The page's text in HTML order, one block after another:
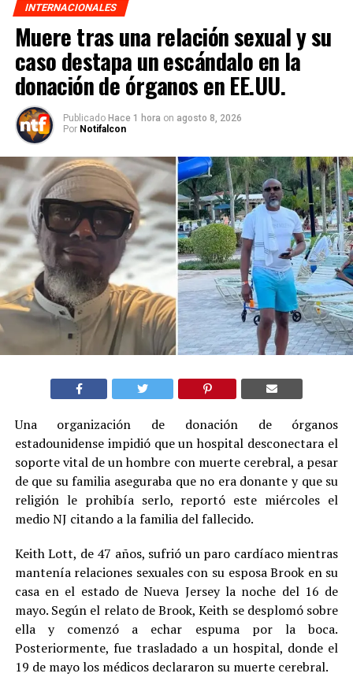
INTERNACIONALES
Muere tras una relación sexual y su
caso destapa un escándalo en la
donación de órganos en EE.UU.
Publicado Hace 1 hora on agosto 8, 2026
Por Notifalcon
Una organización de donación de órganos
estadounidense impidió que un hospital desconectara el
soporte vital de un hombre con muerte cerebral, a pesar
de que su familia aseguraba que no era donante y que su
religión le prohibía serlo, reportó este miércoles el
medio NJ citando a la familia del fallecido.
Keith Lott, de 47 años, sufrió un paro cardíaco mientras
mantenía relaciones sexuales con su esposa Brook en su
casa en el estado de Nueva Jersey la noche del 16 de
mayo. Según el relato de Brook, Keith se desplomó sobre
ella y comenzó a echar espuma por la boca.
Posteriormente, fue trasladado a un hospital, donde el
19 de mayo los médicos declararon su muerte cerebral.